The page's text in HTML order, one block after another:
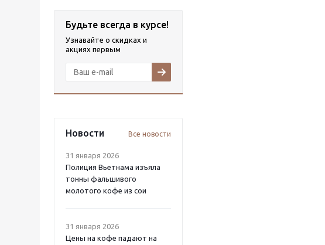
Будьте всегда в курсе!
Узнавайте о скидках и
акциях первым
Новости Все новости
31 января 2026
Полиция Вьетнама изъяла
тонны фальшивого
молотого кофе из сои
31 января 2026
Цены на кофе падают на